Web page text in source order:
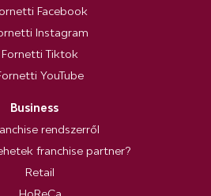
Facebook
Instagram
Fornetti Tiktok
YouTube
Business
rendszerről
franchise partner?
Retail